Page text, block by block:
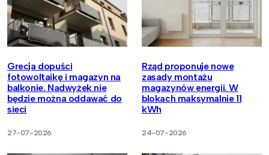
Grecja dopuści
fotowoltaikę i magazyn na
balkonie. Nadwyżek nie
będzie można oddawać do
sieci
27-07-2026
Rząd proponuje nowe
zasady montażu
magazynów energii. W
blokach maksymalnie 11
kWh
24-07-2026